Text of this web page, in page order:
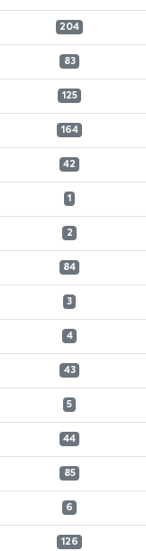
204
83
125
164
42
1
2
84
3
4
43
5
44
85
6
126